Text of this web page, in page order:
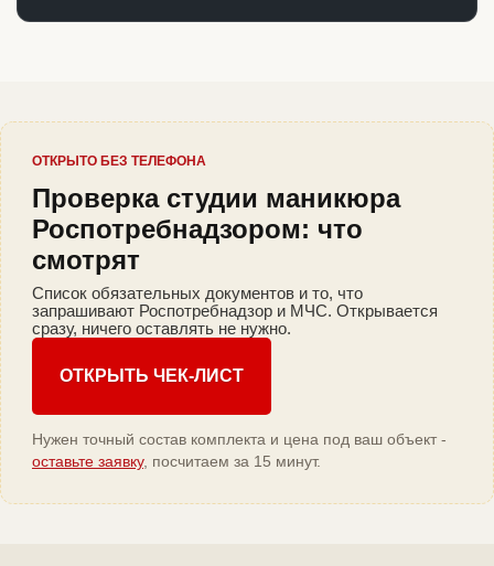
ОТКРЫТО БЕЗ ТЕЛЕФОНА
Проверка студии маникюра
Роспотребнадзором: что
смотрят
Список обязательных документов и то, что
запрашивают Роспотребнадзор и МЧС. Открывается
сразу, ничего оставлять не нужно.
ОТКРЫТЬ ЧЕК-ЛИСТ
Нужен точный состав комплекта и цена под ваш объект -
оставьте заявку, посчитаем за 15 минут.